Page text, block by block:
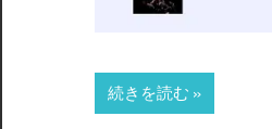
続きを読む